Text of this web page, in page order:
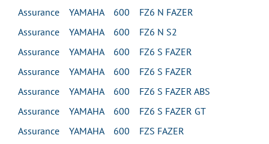
Assurance YAMAHA 600 FZ6 N FAZER
Assurance YAMAHA 600 FZ6 N S2
Assurance YAMAHA 600 FZ6 S FAZER
Assurance YAMAHA 600 FZ6 S FAZER
Assurance YAMAHA 600 FZ6 S FAZER ABS
Assurance YAMAHA 600 FZ6 S FAZER GT
Assurance YAMAHA 600 FZS FAZER